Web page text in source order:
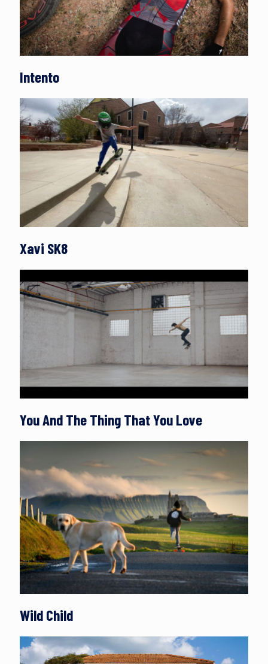
Intento
Xavi SK8
You And The Thing That You Love
Wild Child